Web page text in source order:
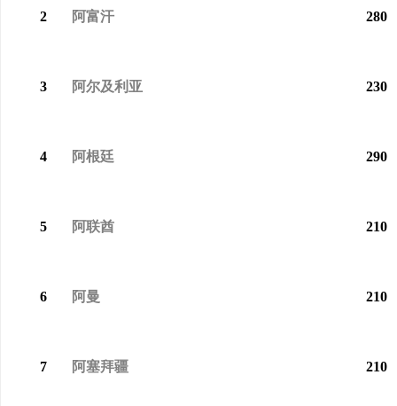
2 阿富汗 280
3 阿尔及利亚 230
4 阿根廷 290
5 阿联酋 210
6 阿曼 210
7 阿塞拜疆 210